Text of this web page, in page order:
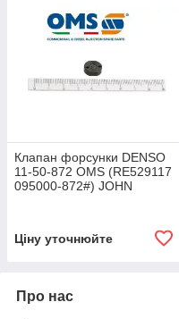
Клапан форсунки DENSO
11-50-872 OMS (RE529117
095000-872#) JOHN
Ціну уточнюйте
Про нас